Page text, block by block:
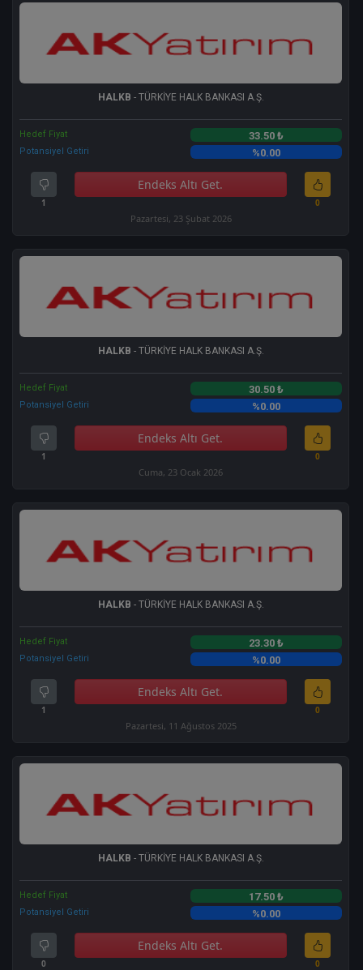
HALKB - TÜRKİYE HALK BANKASI A.Ş.
Hedef Fiyat 33.50 ₺
Potansiyel Getiri %0.00
1
Endeks Altı Get.
0
Pazartesi, 23 Şubat 2026
HALKB - TÜRKİYE HALK BANKASI A.Ş.
Hedef Fiyat 30.50 ₺
Potansiyel Getiri %0.00
1
Endeks Altı Get.
0
Cuma, 23 Ocak 2026
HALKB - TÜRKİYE HALK BANKASI A.Ş.
Hedef Fiyat 23.30 ₺
Potansiyel Getiri %0.00
1
Endeks Altı Get.
0
Pazartesi, 11 Ağustos 2025
HALKB - TÜRKİYE HALK BANKASI A.Ş.
Hedef Fiyat 17.50 ₺
Potansiyel Getiri %0.00
0
Endeks Altı Get.
0